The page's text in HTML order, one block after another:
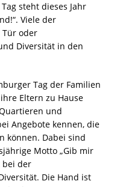
steht dieses Jahr
Viele der
Tür oder
Diversität in den
Tag der Familien
Eltern zu Hause
und
Angebote kennen, die
können. Dabei sind
Motto „Gib mir
bei der
Die Hand ist